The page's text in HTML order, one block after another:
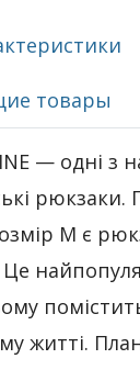
товары
— одні з
М є
житті.